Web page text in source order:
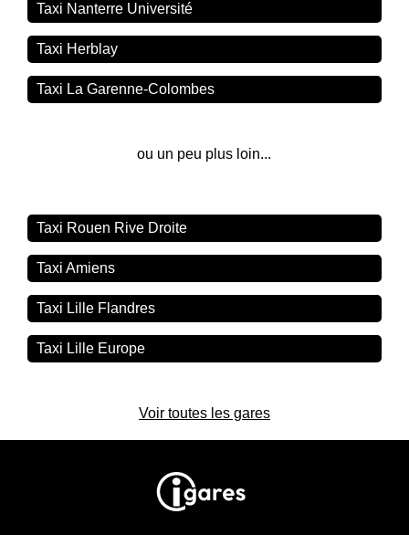
Taxi Nanterre Université
Taxi Herblay
Taxi La Garenne-Colombes
ou un peu plus loin...
Taxi Rouen Rive Droite
Taxi Amiens
Taxi Lille Flandres
Taxi Lille Europe
Voir toutes les gares